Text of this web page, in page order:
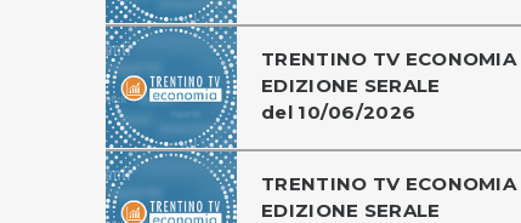
TRENTINO TV ECONOMIA
EDIZIONE SERALE
del 10/06/2026
TRENTINO TV ECONOMIA
EDIZIONE SERALE